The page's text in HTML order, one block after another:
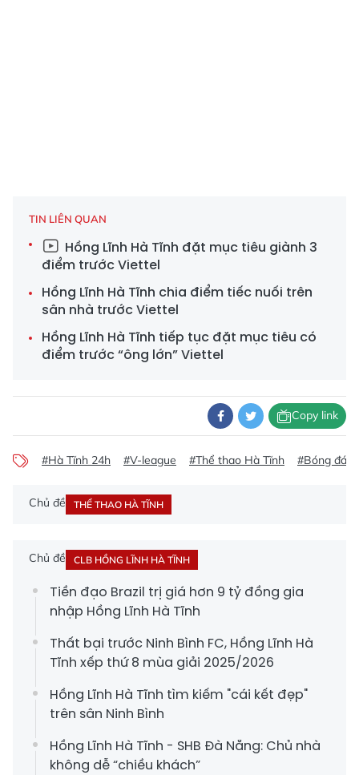
TIN LIÊN QUAN
Hồng Lĩnh Hà Tĩnh đặt mục tiêu giành 3
điểm trước Viettel
Hồng Lĩnh Hà Tĩnh chia điểm tiếc nuối trên
sân nhà trước Viettel
Hồng Lĩnh Hà Tĩnh tiếp tục đặt mục tiêu có
điểm trước “ông lớn” Viettel
Copy link
#Hà Tĩnh 24h #V-league #Thể thao Hà Tĩnh #Bóng đá
Chủ đề THỂ THAO HÀ TĨNH
Chủ đề CLB HỒNG LĨNH HÀ TĨNH
Tiền đạo Brazil trị giá hơn 9 tỷ đồng gia
nhập Hồng Lĩnh Hà Tĩnh
Thất bại trước Ninh Bình FC, Hồng Lĩnh Hà
Tĩnh xếp thứ 8 mùa giải 2025/2026
Hồng Lĩnh Hà Tĩnh tìm kiếm "cái kết đẹp"
trên sân Ninh Bình
Hồng Lĩnh Hà Tĩnh - SHB Đà Nẵng: Chủ nhà
không dễ “chiều khách”